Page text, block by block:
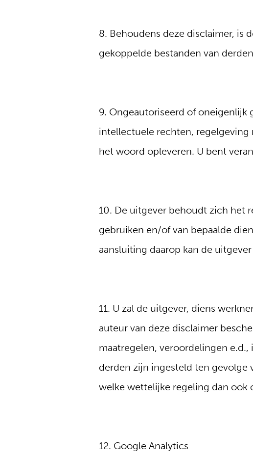
8. Behoudens deze disclaimer, is
gekoppelde bestanden van
9. Ongeautoriseerd of oneigenlijk
intellectuele rechten,
het woord opleveren. U bent
10. De uitgever behoudt zich het
gebruiken en/of van bepaalde
aansluiting daarop kan de
11. U zal de uitgever, diens
auteur van deze disclaimer
maatregelen, veroordelingen
derden zijn ingesteld ten gevolge
welke wettelijke regeling dan ook
12. Google Analytics